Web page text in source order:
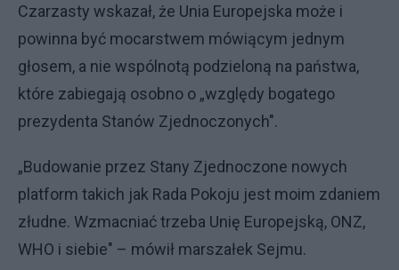
Czarzasty wskazał, że Unia Europejska może i
powinna być mocarstwem mówiącym jednym
głosem, a nie wspólnotą podzieloną na państwa,
które zabiegają osobno o „względy bogatego
prezydenta Stanów Zjednoczonych".
„Budowanie przez Stany Zjednoczone nowych
platform takich jak Rada Pokoju jest moim zdaniem
złudne. Wzmacniać trzeba Unię Europejską, ONZ,
WHO i siebie" – mówił marszałek Sejmu.